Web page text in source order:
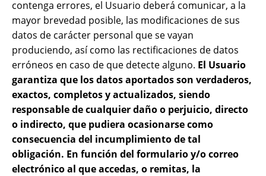
contenga errores, el Usuario deberá comunicar, a la
mayor brevedad posible, las modificaciones de sus
datos de carácter personal que se vayan
produciendo, así como las rectificaciones de datos
erróneos en caso de que detecte alguno. El Usuario
garantiza que los datos aportados son verdaderos,
exactos, completos y actualizados, siendo
responsable de cualquier daño o perjuicio, directo
o indirecto, que pudiera ocasionarse como
consecuencia del incumplimiento de tal
obligación. En función del formulario y/o correo
electrónico al que accedas, o remitas, la